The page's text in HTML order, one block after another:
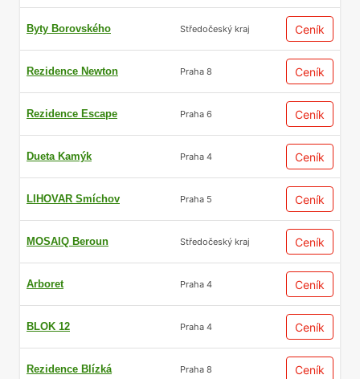
Byty Borovského Středočeský kraj Ceník
Rezidence Newton Praha 8 Ceník
Rezidence Escape Praha 6 Ceník
Dueta Kamýk Praha 4 Ceník
LIHOVAR Smíchov Praha 5 Ceník
MOSAIQ Beroun Středočeský kraj Ceník
Arboret Praha 4 Ceník
BLOK 12 Praha 4 Ceník
Rezidence Blízká Praha 8 Ceník